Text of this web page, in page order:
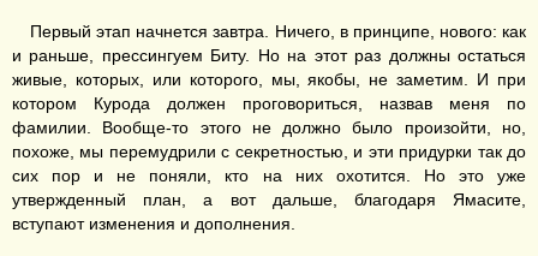
Первый этап начнется завтра. Ничего, в принципе, нового: как
и раньше, прессингуем Биту. Но на этот раз должны остаться
живые, которых, или которого, мы, якобы, не заметим. И при
котором Курода должен проговориться, назвав меня по
фамилии. Вообще-то этого не должно было произойти, но,
похоже, мы перемудрили с секретностью, и эти придурки так до
сих пор и не поняли, кто на них охотится. Но это уже
утвержденный план, а вот дальше, благодаря Ямасите,
вступают изменения и дополнения.